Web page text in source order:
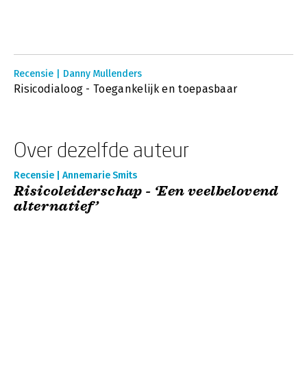
Recensie | Danny Mullenders
Risicodialoog - Toegankelijk en toepasbaar
Over dezelfde auteur
Recensie | Annemarie Smits
Risicoleiderschap - ‘Een veelbelovend
alternatief’